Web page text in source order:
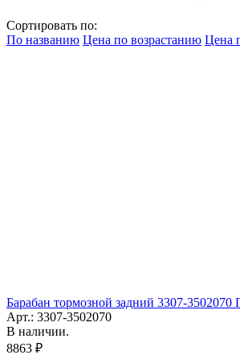
Сортировать по:
По названию Цена по возрастанию Цена
Барабан тормозной задний 3307-
Арт.: 3307-3502070
В наличии.
8863 ₽